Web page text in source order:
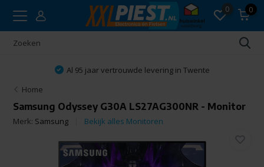
0 0
Al 95 jaar vertrouwde levering in Twente
Home
Samsung Odyssey G30A LS27AG300NR - Monitor
Merk: Samsung Bekijk alles Monitoren